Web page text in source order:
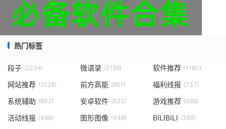
热门标签
段子 (2234) 微语录 (2199) 软件推荐 (1180)
网站推荐 (1028) 前方高能 (857) 福利线报 (737)
系统辅助 (602) 安卓软件 (530) 游戏推荐 (489)
活动线报 (488) 图形图像 (448) BILIBILI (388)